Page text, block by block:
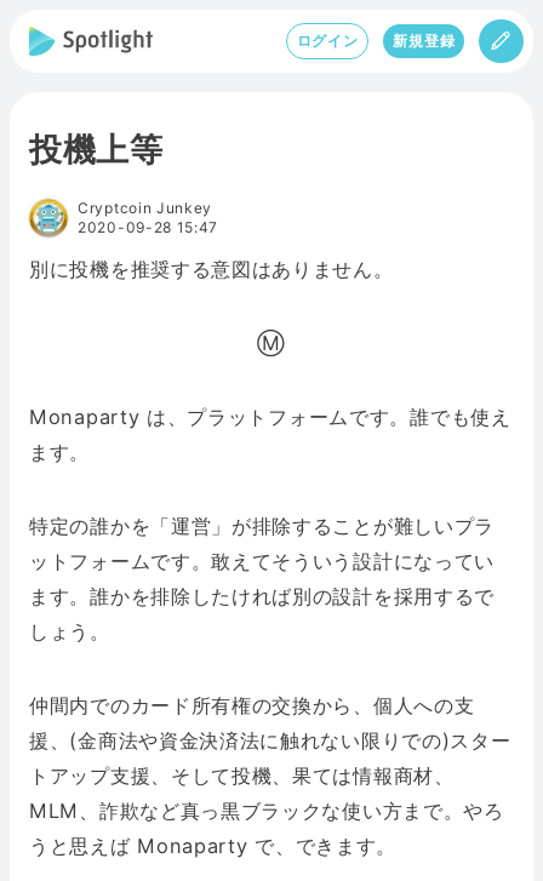
ログイン 新規登録
投機上等
Cryptcoin Junkey
2020-09-28 15:47
別に投機を推奨する意図はありません。
Ⓜ️
Monaparty は、プラットフォームです。誰でも使え
ます。
特定の誰かを「運営」が排除することが難しいプラ
ットフォームです。敢えてそういう設計になってい
ます。誰かを排除したければ別の設計を採用するで
しょう。
仲間内でのカード所有権の交換から、個人への支
援、(金商法や資金決済法に触れない限りでの)スター
トアップ支援、そして投機、果ては情報商材、
MLM、詐欺など真っ黒ブラックな使い方まで。やろ
うと思えば Monaparty で、できます。